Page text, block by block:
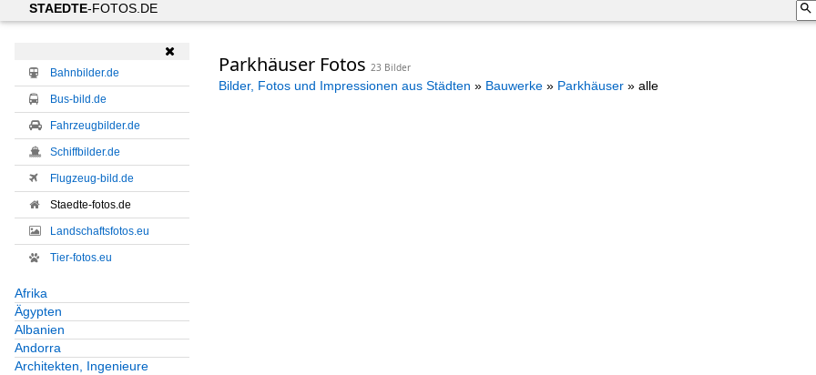
STAEDTE-FOTOS.DE

Bahnbilder.de
Bus-bild.de
Fahrzeugbilder.de
Schiffbilder.de
Flugzeug-bild.de
Staedte-fotos.de
Landschaftsfotos.eu
Tier-fotos.eu
Afrika
Ägypten
Albanien
Andorra
Architekten, Ingenieure
Parkhäuser Fotos 23 Bilder
Bilder, Fotos und Impressionen aus Städten » Bauwerke» Parkhäuser» alle